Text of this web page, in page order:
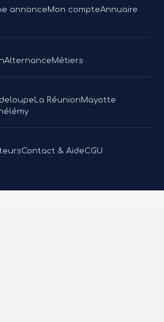
annonceMon compteAnnuaire
AlternanceMétiers
La RéunionMayotte
Contact & AideCGU